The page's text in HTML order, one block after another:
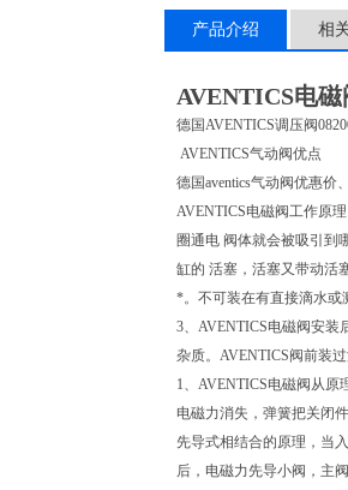
产品介绍 相
AVENTICS电
德国AVENTICS调压阀
AVENTICS气动阀优点
德国aventics气动阀优惠价
AVENTICS电磁阀工作原
圈通电 阀体就会被吸引到
缸的 活塞，活塞又带动活
*。不可装在有直接滴水或
3、AVENTICS电磁阀安
杂质。AVENTICS阀前装
1、AVENTICS电磁阀从
电磁力消失，弹簧把关闭
先导式相结合的原理，当
后，电磁力先导小阀，主